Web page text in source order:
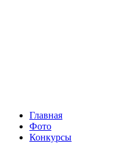
Главная
Фото
Конкурсы